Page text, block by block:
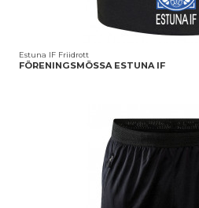
Estuna IF Friidrott
FÖRENINGSMÖSSA ESTUNA IF